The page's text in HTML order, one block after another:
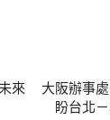
來
大阪辦事
盼台北